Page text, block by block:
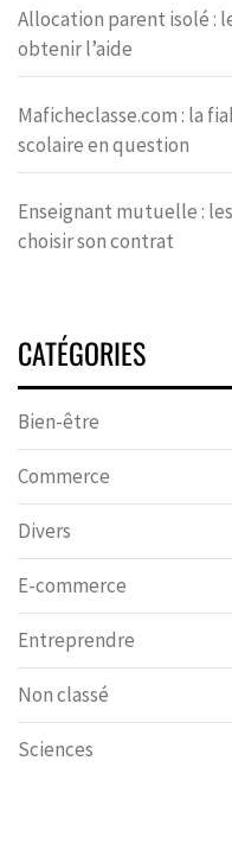
Allocation parent isolé :
obtenir l’aide
Maficheclasse.com : la
scolaire en question
Enseignant mutuelle :
choisir son contrat
CATÉGORIES
Bien-être
Commerce
Divers
E-commerce
Entreprendre
Non classé
Sciences